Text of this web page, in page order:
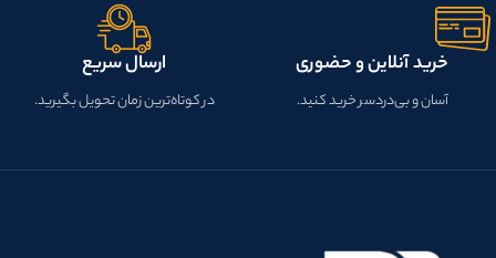
خرید آنلاین و حضوری
آسان و بی‌دردسر خرید کنید.
ارسال سریع
در کوتاه‌ترین زمان تحویل بگیرید.